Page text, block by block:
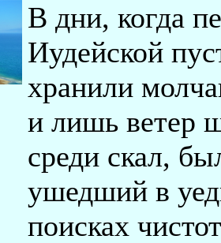
В дни, когда
Иудейской
хранили
и лишь ветер
среди скал,
ушедший в
поисках